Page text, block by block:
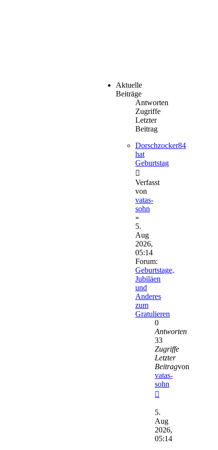
Aktuelle
Beiträge
Antworten
Zugriffe
Letzter
Beitrag
Dorschzocker84
hat
Geburtstag
Verfasst
von
vatas-
sohn
»
5.
Aug
2026,
05:14
Forum:
Geburtstage,
Jubiläen
und
Anderes
zum
Gratulieren
0
Antworten
33
Zugriffe
Letzter
Beitragvon
vatas-
sohn
Beitrag
5.
Aug
2026,
05:14